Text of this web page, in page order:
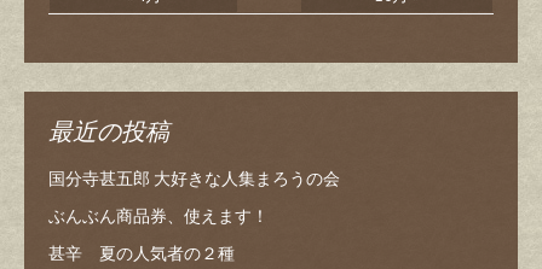
最近の投稿
国分寺甚五郎 大好きな人集まろうの会
ぶんぶん商品券、使えます！
甚辛 夏の人気者の２種